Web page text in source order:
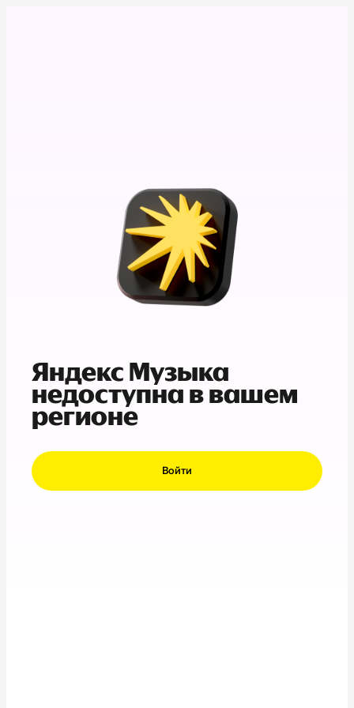
Яндекс Музыка
недоступна в вашем
регионе
Войти